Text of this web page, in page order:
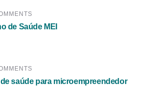
de Saúde MEI
de saúde para microempreendedor